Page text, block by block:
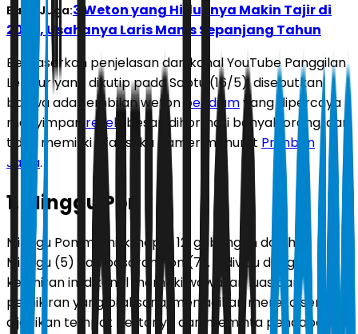
Baca Juga:3 Weton yang Hidupnya Makin Tajir di
2026, Usahanya Laris Manis Sepanjang Tahun
Berdasarkan penjelasan dari kanal YouTube Panggilan
Leluhur yang dikutip pada Sabtu (16/5), disebutkan
bahwa ada sembilan weton pendiamyang dipercaya
menyimpan rezeki
besar, dihormati banyak orang, dan
tidak memiliki sifat suka pamer menurut Primbon
Jawa.
1. Minggu Pon
Minggu Pon memiliki neptu 12, gabungan dari hari
Minggu (5) dan pasaran Pon (7). Individu dengan
kelahiran ini dikenal memiliki wawasan luas dan
pemikiran yang bijaksana, menjadikan mereka sering
dijadikan tempat bertanya dan meminta pendapat